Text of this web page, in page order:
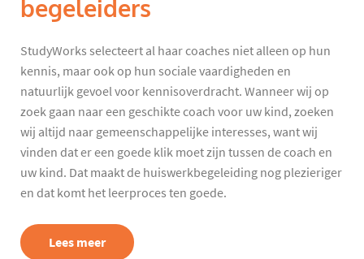
begeleiders
StudyWorks selecteert al haar coaches niet alleen op hun
kennis, maar ook op hun sociale vaardigheden en
natuurlijk gevoel voor kennisoverdracht. Wanneer wij op
zoek gaan naar een geschikte coach voor uw kind, zoeken
wij altijd naar gemeenschappelijke interesses, want wij
vinden dat er een goede klik moet zijn tussen de coach en
uw kind. Dat maakt de huiswerkbegeleiding nog plezieriger
en dat komt het leerproces ten goede.
Lees meer